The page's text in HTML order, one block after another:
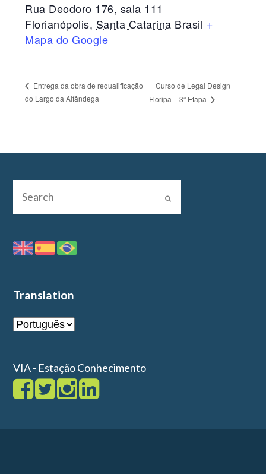
Rua Deodoro 176, sala 111
Florianópolis, Santa Catarina Brasil +
Mapa do Google
Entrega da obra de requalificação
do Largo da Alfândega
Curso de Legal Design
Floripa – 3ª Etapa
Translation
VIA - Estação Conhecimento